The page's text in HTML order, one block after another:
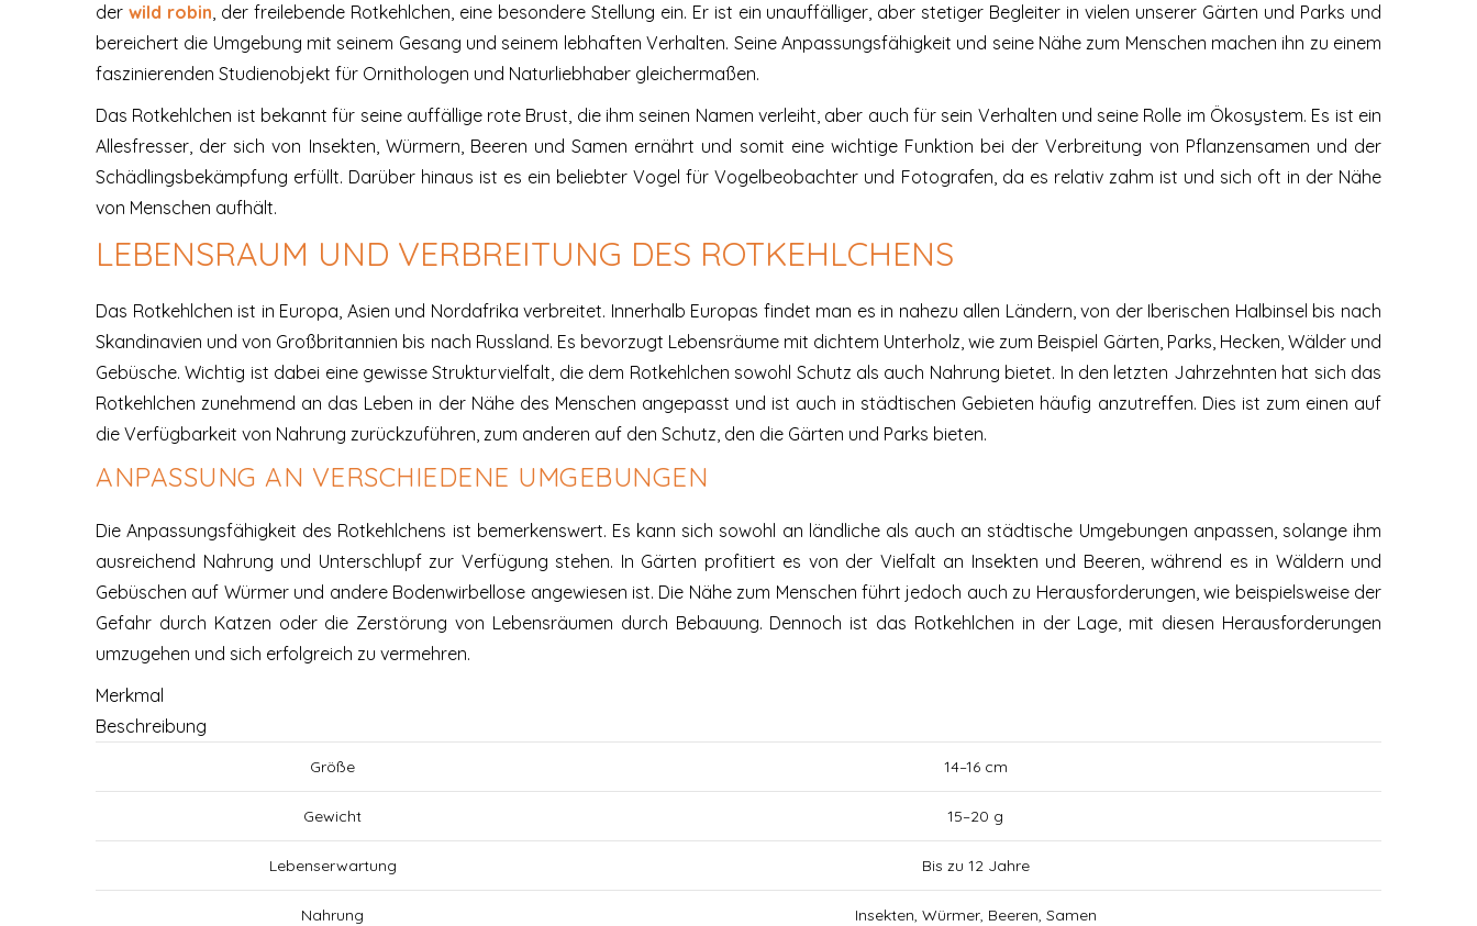
der wild robin, der freilebende Rotkehlchen, eine besondere Stellung ein. Er ist ein unauffälliger, aber stetiger Begleiter in vielen unserer Gärten und Parks und
bereichert die Umgebung mit seinem Gesang und seinem lebhaften Verhalten. Seine Anpassungsfähigkeit und seine Nähe zum Menschen machen ihn zu einem
faszinierenden Studienobjekt für Ornithologen und Naturliebhaber gleichermaßen.
Das Rotkehlchen ist bekannt für seine auffällige rote Brust, die ihm seinen Namen verleiht, aber auch für sein Verhalten und seine Rolle im Ökosystem. Es ist ein
Allesfresser, der sich von Insekten, Würmern, Beeren und Samen ernährt und somit eine wichtige Funktion bei der Verbreitung von Pflanzensamen und der
Schädlingsbekämpfung erfüllt. Darüber hinaus ist es ein beliebter Vogel für Vogelbeobachter und Fotografen, da es relativ zahm ist und sich oft in der Nähe
von Menschen aufhält.
LEBENSRAUM UND VERBREITUNG DES ROTKEHLCHENS
Das Rotkehlchen ist in Europa, Asien und Nordafrika verbreitet. Innerhalb Europas findet man es in nahezu allen Ländern, von der Iberischen Halbinsel bis nach
Skandinavien und von Großbritannien bis nach Russland. Es bevorzugt Lebensräume mit dichtem Unterholz, wie zum Beispiel Gärten, Parks, Hecken, Wälder und
Gebüsche. Wichtig ist dabei eine gewisse Strukturvielfalt, die dem Rotkehlchen sowohl Schutz als auch Nahrung bietet. In den letzten Jahrzehnten hat sich das
Rotkehlchen zunehmend an das Leben in der Nähe des Menschen angepasst und ist auch in städtischen Gebieten häufig anzutreffen. Dies ist zum einen auf
die Verfügbarkeit von Nahrung zurückzuführen, zum anderen auf den Schutz, den die Gärten und Parks bieten.
ANPASSUNG AN VERSCHIEDENE UMGEBUNGEN
Die Anpassungsfähigkeit des Rotkehlchens ist bemerkenswert. Es kann sich sowohl an ländliche als auch an städtische Umgebungen anpassen, solange ihm
ausreichend Nahrung und Unterschlupf zur Verfügung stehen. In Gärten profitiert es von der Vielfalt an Insekten und Beeren, während es in Wäldern und
Gebüschen auf Würmer und andere Bodenwirbellose angewiesen ist. Die Nähe zum Menschen führt jedoch auch zu Herausforderungen, wie beispielsweise der
Gefahr durch Katzen oder die Zerstörung von Lebensräumen durch Bebauung. Dennoch ist das Rotkehlchen in der Lage, mit diesen Herausforderungen
umzugehen und sich erfolgreich zu vermehren.
Merkmal
Beschreibung
Größe 14–16 cm
Gewicht 15–20 g
Lebenserwartung Bis zu 12 Jahre
Nahrung Insekten, Würmer, Beeren, Samen